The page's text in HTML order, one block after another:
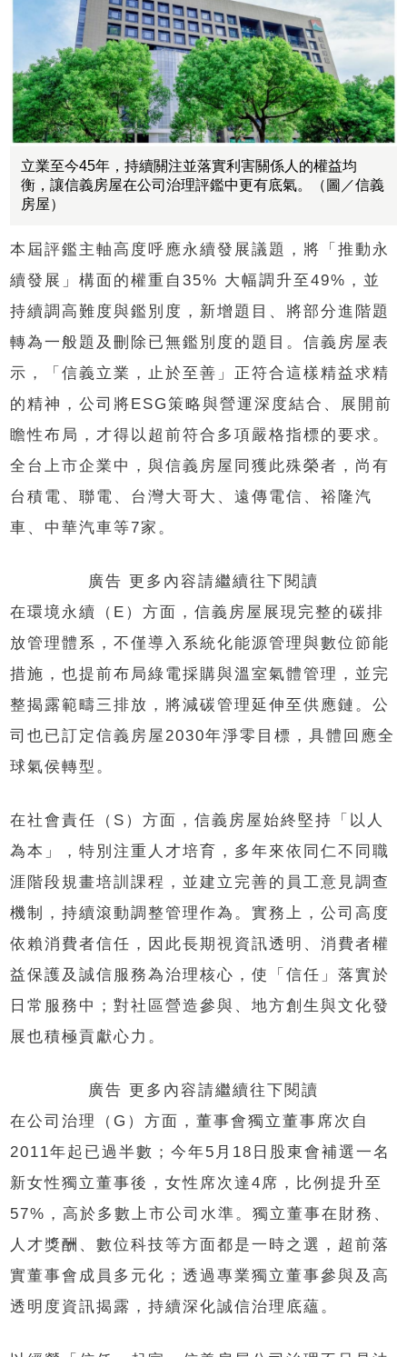
立業至今45年，持續關注並落實利害關係人的權益均
衡，讓信義房屋在公司治理評鑑中更有底氣。（圖／信義
房屋）
本屆評鑑主軸高度呼應永續發展議題，將「推動永
續發展」構面的權重自35% 大幅調升至49%，並
持續調高難度與鑑別度，新增題目、將部分進階題
轉為一般題及刪除已無鑑別度的題目。信義房屋表
示，「信義立業，止於至善」正符合這樣精益求精
的精神，公司將ESG策略與營運深度結合、展開前
瞻性布局，才得以超前符合多項嚴格指標的要求。
全台上市企業中，與信義房屋同獲此殊榮者，尚有
台積電、聯電、台灣大哥大、遠傳電信、裕隆汽
車、中華汽車等7家。
廣告 更多內容請繼續往下閱讀
在環境永續（E）方面，信義房屋展現完整的碳排
放管理體系，不僅導入系統化能源管理與數位節能
措施，也提前布局綠電採購與溫室氣體管理，並完
整揭露範疇三排放，將減碳管理延伸至供應鏈。公
司也已訂定信義房屋2030年淨零目標，具體回應全
球氣侯轉型。
在社會責任（S）方面，信義房屋始終堅持「以人
為本」，特別注重人才培育，多年來依同仁不同職
涯階段規畫培訓課程，並建立完善的員工意見調查
機制，持續滾動調整管理作為。實務上，公司高度
依賴消費者信任，因此長期視資訊透明、消費者權
益保護及誠信服務為治理核心，使「信任」落實於
日常服務中；對社區營造參與、地方創生與文化發
展也積極貢獻心力。
廣告 更多內容請繼續往下閱讀
在公司治理（G）方面，董事會獨立董事席次自
2011年起已過半數；今年5月18日股東會補選一名
新女性獨立董事後，女性席次達4席，比例提升至
57%，高於多數上市公司水準。獨立董事在財務、
人才獎酬、數位科技等方面都是一時之選，超前落
實董事會成員多元化；透過專業獨立董事參與及高
透明度資訊揭露，持續深化誠信治理底蘊。